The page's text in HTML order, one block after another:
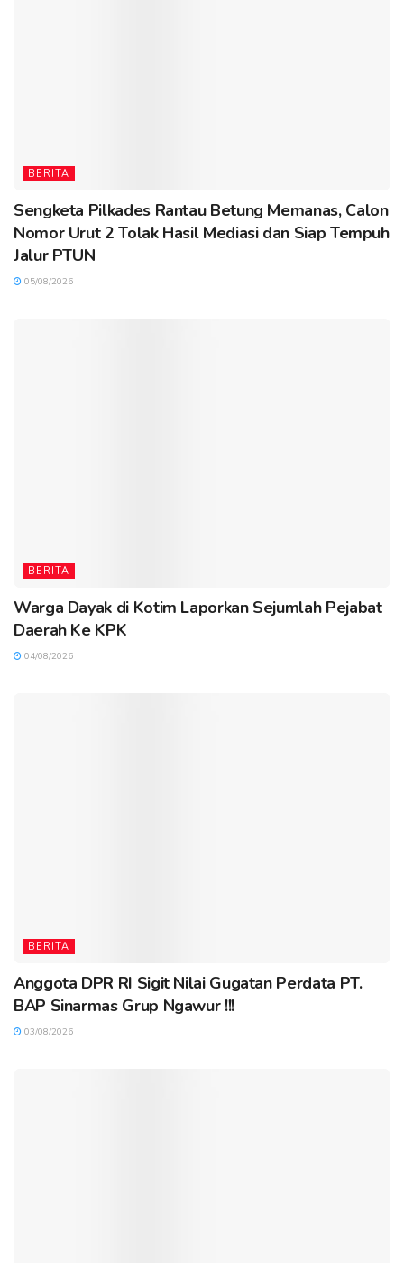
BERITA
Sengketa Pilkades Rantau Betung Memanas, Calon
Nomor Urut 2 Tolak Hasil Mediasi dan Siap Tempuh
Jalur PTUN
05/08/2026
BERITA
Warga Dayak di Kotim Laporkan Sejumlah Pejabat
Daerah Ke KPK
04/08/2026
BERITA
Anggota DPR RI Sigit Nilai Gugatan Perdata PT.
BAP Sinarmas Grup Ngawur !!!
03/08/2026